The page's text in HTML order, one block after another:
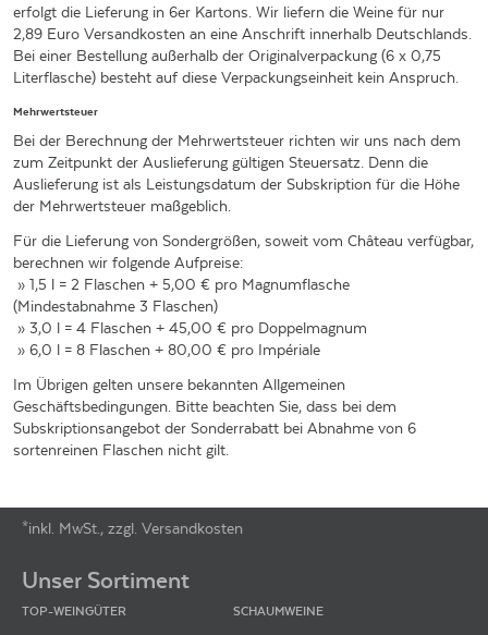
erfolgt die Lieferung in 6er Kartons. Wir liefern die Weine für nur
2,89 Euro Versandkosten an eine Anschrift innerhalb Deutschlands.
Bei einer Bestellung außerhalb der Originalverpackung (6 x 0,75
Literflasche) besteht auf diese Verpackungseinheit kein Anspruch.
Mehrwertsteuer
Bei der Berechnung der Mehrwertsteuer richten wir uns nach dem
zum Zeitpunkt der Auslieferung gültigen Steuersatz. Denn die
Auslieferung ist als Leistungsdatum der Subskription für die Höhe
der Mehrwertsteuer maßgeblich.
Für die Lieferung von Sondergrößen, soweit vom Château verfügbar,
berechnen wir folgende Aufpreise:
» 1,5 l = 2 Flaschen + 5,00 € pro Magnumflasche
(Mindestabnahme 3 Flaschen)
» 3,0 l = 4 Flaschen + 45,00 € pro Doppelmagnum
» 6,0 l = 8 Flaschen + 80,00 € pro Impériale
Im Übrigen gelten unsere bekannten Allgemeinen
Geschäftsbedingungen. Bitte beachten Sie, dass bei dem
Subskriptionsangebot der Sonderrabatt bei Abnahme von 6
sortenreinen Flaschen nicht gilt.
Footer-Menü
*inkl. MwSt., zzgl. Versandkosten
Unser Sortiment
TOP-WEINGÜTER
SCHAUMWEINE